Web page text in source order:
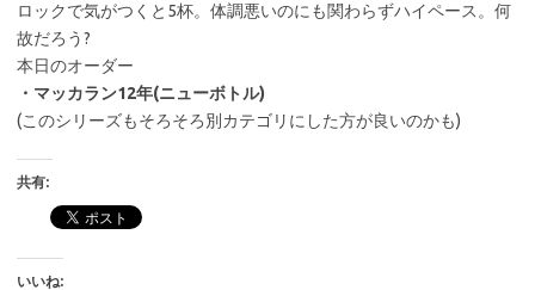
ロックで気がつくと5杯。体調悪いのにも関わらずハイペース。何
故だろう?
本日のオーダー
・マッカラン12年(ニューボトル)
(このシリーズもそろそろ別カテゴリにした方が良いのかも)
共有:
いいね: